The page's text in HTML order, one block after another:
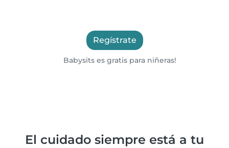
Regístrate
Babysits es gratis para niñeras!
El cuidado siempre está a tu